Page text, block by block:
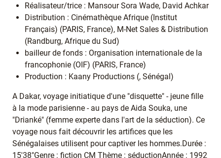
Réalisateur/trice : Mansour Sora Wade, David Achkar
Distribution : Cinémathèque Afrique (Institut
Français) (PARIS, France), M-Net Sales & Distribution
(Randburg, Afrique du Sud)
bailleur de fonds : Organisation internationale de la
francophonie (OIF) (PARIS, France)
Production : Kaany Productions (, Sénégal)
A Dakar, voyage initiatique d'une "disquette" - jeune fille
à la mode parisienne - au pays de Aida Souka, une
"Drianké" (femme experte dans l'art de la séduction). Ce
voyage nous fait découvrir les artifices que les
Sénégalaises utilisent pour captiver les hommes.Durée :
15'38"Genre : fiction CM Thème : séductionAnnée : 1992